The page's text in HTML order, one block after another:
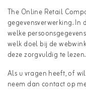
The Online Retail
gegevensverwerking.
welke
welk doel bij de
deze zorgvuldig te lezen.
Als u vragen heeft, of
neem dan contact op